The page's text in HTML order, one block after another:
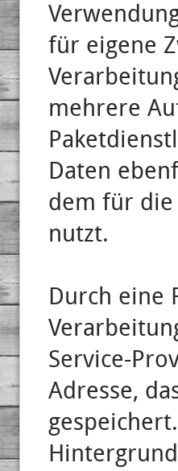
für eigene
mehrere
Daten
dem für die
nutzt.
Durch eine
Service-
Adresse,